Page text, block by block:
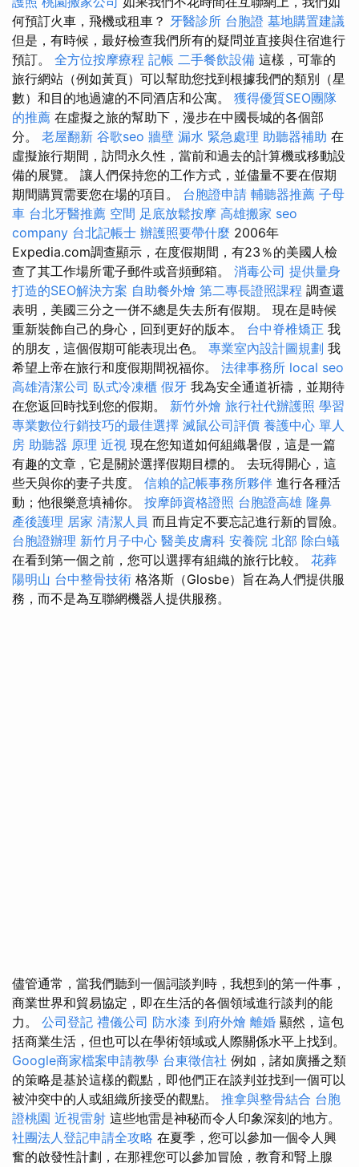
何預訂火車，飛機或租車？ 牙醫診所 台胞證 墓地購置建議
但是，有時候，最好檢查我們所有的疑問並直接與住宿進行
預訂。 全方位按摩療程 記帳 二手餐飲設備 這樣，可靠的
旅行網站（例如黃頁）可以幫助您找到根據我們的類別（星
數）和目的地過濾的不同酒店和公寓。 獲得優質SEO團隊
的推薦 在虛擬之旅的幫助下，漫步在中國長城的各個部
分。 老屋翻新 谷歌seo 牆壁 漏水 緊急處理 助聽器補助 在
虛擬旅行期間，訪問永久性，當前和過去的計算機或移動設
備的展覽。 讓人們保持您的工作方式，並儘量不要在假期
期間購買需要您在場的項目。 台胞證申請 輔聽器推薦 子母
車 台北牙醫推薦 空間 足底放鬆按摩 高雄搬家 seo
company 台北記帳士 辦護照要帶什麼 2006年
Expedia.com調查顯示，在度假期間，有23％的美國人檢
查了其工作場所電子郵件或音頻郵箱。 消毒公司 提供量身
打造的SEO解決方案 自助餐外燴 第二專長證照課程 調查還
表明，美國三分之一併不總是失去所有假期。 現在是時候
重新裝飾自己的身心，回到更好的版本。 台中脊椎矯正 我
的朋友，這個假期可能表現出色。 專業室內設計圖規劃 我
希望上帝在旅行和度假期間祝福你。 法律事務所 local seo
高雄清潔公司 臥式冷凍櫃 假牙 我為安全通道祈禱，並期待
在您返回時找到您的假期。 新竹外燴 旅行社代辦護照 學習
專業數位行銷技巧的最佳選擇 滅鼠公司評價 養護中心 單人
房 助聽器 原理 近視 現在您知道如何組織暑假，這是一篇
有趣的文章，它是關於選擇假期目標的。 去玩得開心，這
些天與你的妻子共度。 信賴的記帳事務所夥伴 進行各種活
動；他很樂意填補你。 按摩師資格證照 台胞證高雄 隆鼻
產後護理 居家 清潔人員 而且肯定不要忘記進行新的冒險。
台胞證辦理 新竹月子中心 醫美皮膚科 安養院 北部 除白蟻
在看到第一個之前，您可以選擇有組織的旅行比較。 花葬
陽明山 台中整骨技術 格洛斯（Glosbe）旨在為人們提供服
務，而不是為互聯網機器人提供服務。
儘管通常，當我們聽到一個詞談判時，我想到的第一件事，
商業世界和貿易協定，即在生活的各個領域進行談判的能
力。 公司登記 禮儀公司 防水漆 到府外燴 離婚 顯然，這包
括商業生活，但也可以在學術領域或人際關係水平上找到。
Google商家檔案申請教學 台東徵信社 例如，諸如廣播之類
的策略是基於這樣的觀點，即他們正在談判並找到一個可以
被沖突中的人或組織所接受的觀點。 推拿與整骨結合 台胞
證桃園 近視雷射 這些地雷是神秘而令人印象深刻的地方。
社團法人登記申請全攻略 在夏季，您可以參加一個令人興
奮的啟發性計劃，在那裡您可以參加冒險，教育和腎上腺